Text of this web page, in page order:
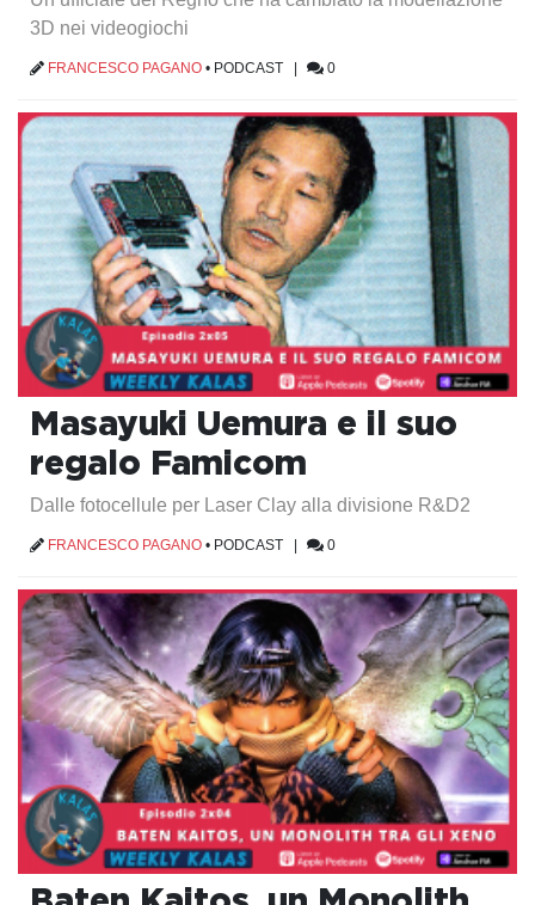
3D nei videogiochi
FRANCESCO PAGANO • PODCAST 0
Masayuki Uemura e il suo
regalo Famicom
Dalle fotocellule per Laser Clay alla divisione R&D2
FRANCESCO PAGANO • PODCAST 0